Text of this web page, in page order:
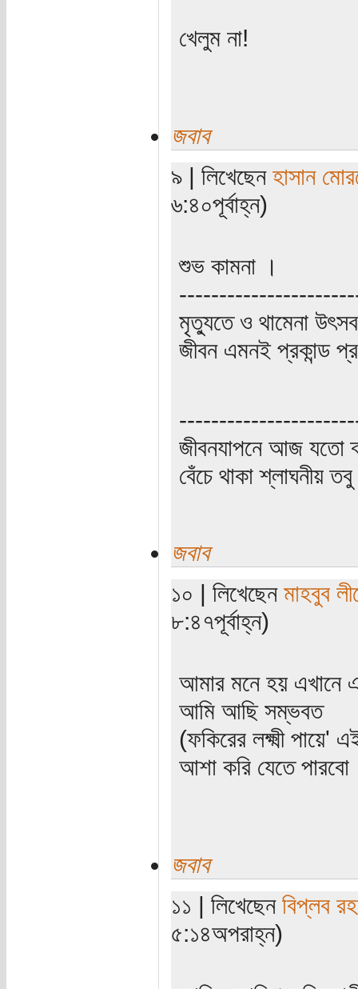
খেলুম না!
জবাব
৯ | লিখেছেন হাসান
৬:৪০পূর্বাহ্ন)
শুভ কামনা ।
মৃত্যুতে ও থামেনা উৎসব
জীবন এমনই প্রকান্ড
জীবনযাপনে আজ যতো
বেঁচে থাকা শ্লাঘনীয়
জবাব
১০ | লিখেছেন মাহবুব
৮:৪৭পূর্বাহ্ন)
আমার মনে হয় এখানে
আমি আছি সম্ভবত
(‌ফকিরের লক্ষ্মী পায়ে'
আশা করি যেতে পারবো
জবাব
১১ | লিখেছেন বিপ্লব
৫:১৪অপরাহ্ন)